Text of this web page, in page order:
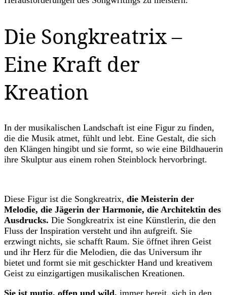
Die Songkreatrix –
Eine Kraft der
Kreation
In der musikalischen Landschaft ist eine Figur zu finden,
die die Musik atmet, fühlt und lebt. Eine Gestalt, die sich
den Klängen hingibt und sie formt, so wie eine Bildhauerin
ihre Skulptur aus einem rohen Steinblock hervorbringt.
Diese Figur ist die Songkreatrix, die Meisterin der
Melodie, die Jägerin der Harmonie, die Architektin des
Ausdrucks. Die Songkreatrix ist eine Künstlerin, die den
Fluss der Inspiration versteht und ihn aufgreift. Sie
erzwingt nichts, sie schafft Raum. Sie öffnet ihren Geist
und ihr Herz für die Melodien, die das Universum ihr
bietet und formt sie mit geschickter Hand und kreativem
Geist zu einzigartigen musikalischen Kreationen.